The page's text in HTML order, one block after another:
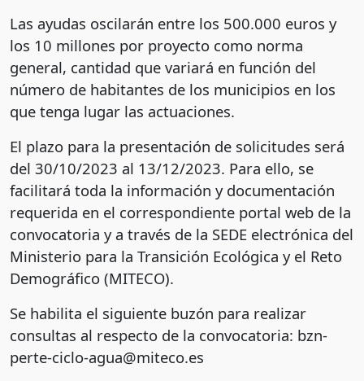
Las ayudas oscilarán entre los 500.000 euros y
los 10 millones por proyecto como norma
general, cantidad que variará en función del
número de habitantes de los municipios en los
que tenga lugar las actuaciones.
El plazo para la presentación de solicitudes será
del 30/10/2023 al 13/12/2023. Para ello, se
facilitará toda la información y documentación
requerida en el correspondiente portal web de la
convocatoria y a través de la SEDE electrónica del
Ministerio para la Transición Ecológica y el Reto
Demográfico (MITECO).
Se habilita el siguiente buzón para realizar
consultas al respecto de la convocatoria: bzn-
perte-ciclo-agua@miteco.es